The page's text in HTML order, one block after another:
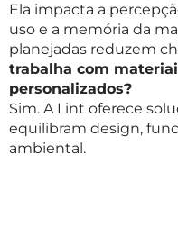
Ela impacta a
uso e a memória da
planejadas reduzem
trabalha com
personalizados?
Sim. A Lint oferece
equilibram design,
ambiental.